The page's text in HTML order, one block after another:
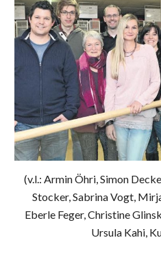
(v.l.: Armin Öhri, Simon
Stocker, Sabrina Vogt,
Eberle Feger, Christine
Ursula Kahi,